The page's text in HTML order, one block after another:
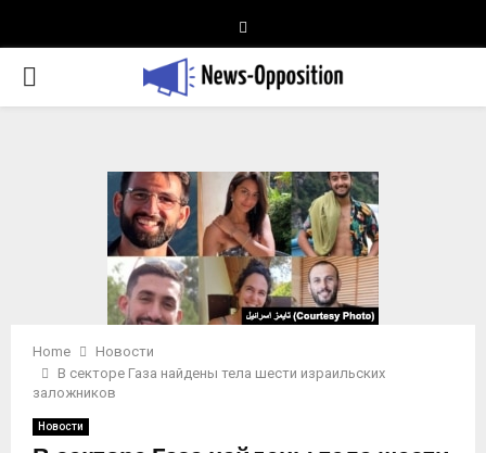
PRIMARY
Home
Новости
В секторе Газа найдены тела шести израильских
заложников
Новости